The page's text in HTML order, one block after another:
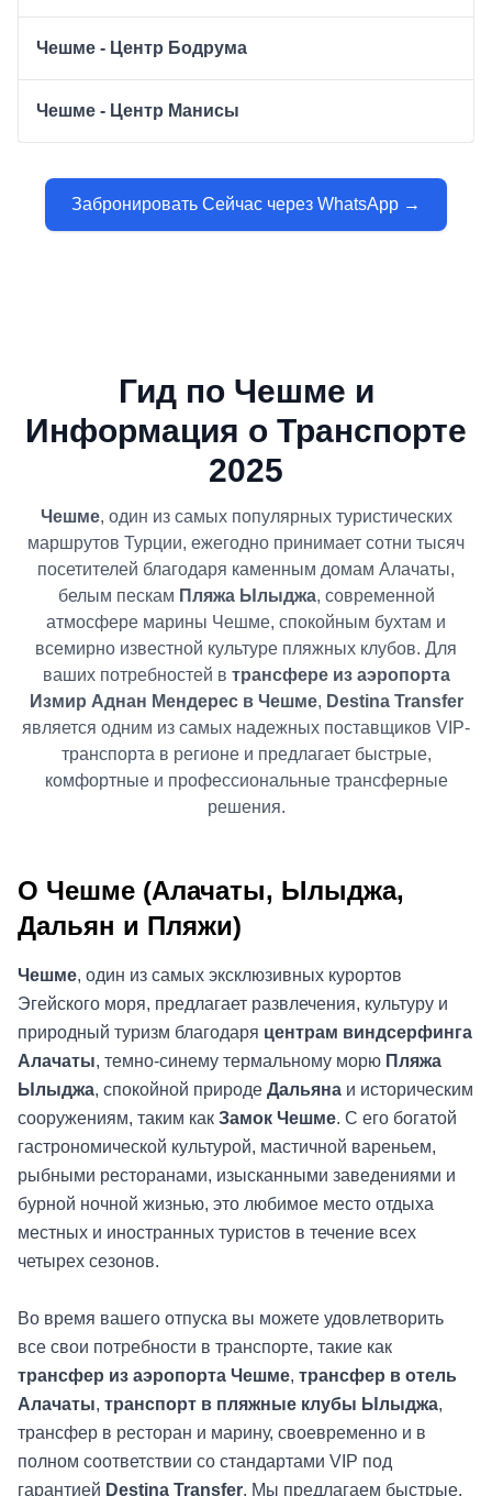
Чешме - Центр Бодрума
Чешме - Центр Манисы
Забронировать Сейчас через WhatsApp →
Гид по Чешме и
Информация о Транспорте
2025
Чешме, один из самых популярных туристических
маршрутов Турции, ежегодно принимает сотни тысяч
посетителей благодаря каменным домам Алачаты,
белым пескам Пляжа Ылыджа, современной
атмосфере марины Чешме, спокойным бухтам и
всемирно известной культуре пляжных клубов. Для
ваших потребностей в трансфере из аэропорта
Измир Аднан Мендерес в Чешме, Destina Transfer
является одним из самых надежных поставщиков VIP-
транспорта в регионе и предлагает быстрые,
комфортные и профессиональные трансферные
решения.
О Чешме (Алачаты, Ылыджа,
Дальян и Пляжи)
Чешме, один из самых эксклюзивных курортов
Эгейского моря, предлагает развлечения, культуру и
природный туризм благодаря центрам виндсерфинга
Алачаты, темно-синему термальному морю Пляжа
Ылыджа, спокойной природе Дальяна и историческим
сооружениям, таким как Замок Чешме. С его богатой
гастрономической культурой, мастичной вареньем,
рыбными ресторанами, изысканными заведениями и
бурной ночной жизнью, это любимое место отдыха
местных и иностранных туристов в течение всех
четырех сезонов.
Во время вашего отпуска вы можете удовлетворить
все свои потребности в транспорте, такие как
трансфер из аэропорта Чешме, трансфер в отель
Алачаты, транспорт в пляжные клубы Ылыджа,
трансфер в ресторан и марину, своевременно и в
полном соответствии со стандартами VIP под
гарантией Destina Transfer. Мы предлагаем быстрые,